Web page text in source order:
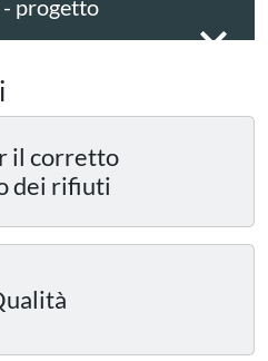
- progetto
il corretto
dei rifiuti